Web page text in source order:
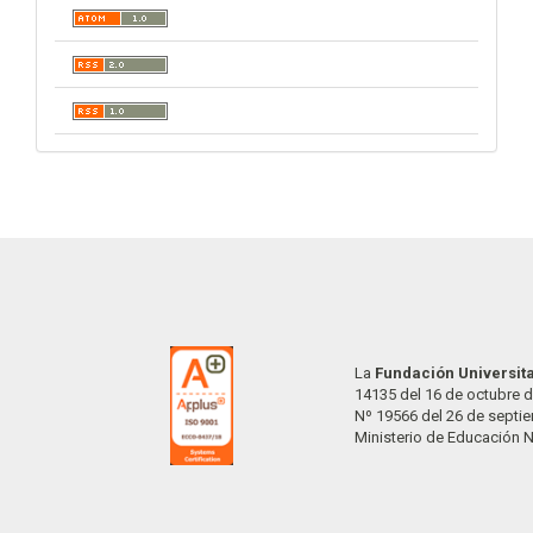
La Fundación
14135 del 16 de octubre
Nº 19566 del 26 de
Ministerio de Educación